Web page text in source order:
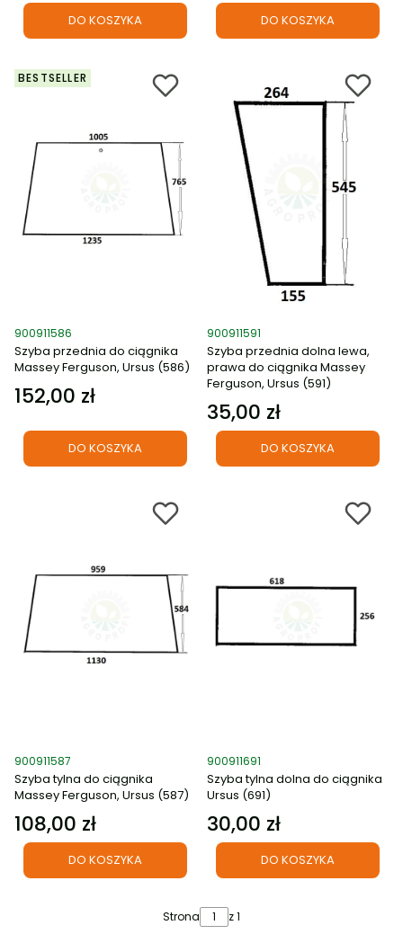
DO KOSZYKA DO KOSZYKA
BESTSELLER
Kod produktu
900911586
Szyba przednia do ciągnika
Massey Ferguson, Ursus (586)
Cena
152,00 zł
DO KOSZYKA
Kod produktu
900911591
Szyba przednia dolna lewa,
prawa do ciągnika Massey
Ferguson, Ursus (591)
Cena
35,00 zł
DO KOSZYKA
Kod produktu
900911587
Szyba tylna do ciągnika
Massey Ferguson, Ursus (587)
Cena
108,00 zł
DO KOSZYKA
Kod produktu
900911691
Szyba tylna dolna do ciągnika
Ursus (691)
Cena
30,00 zł
DO KOSZYKA
Strona z 1